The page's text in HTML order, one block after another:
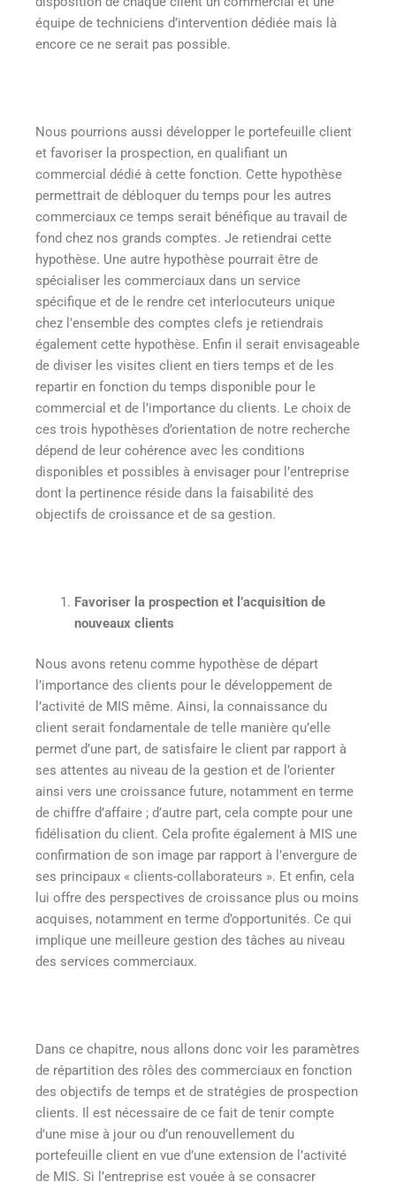
équipe de techniciens d’intervention dédiée mais là
encore ce ne serait pas possible.
Nous pourrions aussi développer le portefeuille client
et favoriser la prospection, en qualifiant un
commercial dédié à cette fonction. Cette hypothèse
permettrait de débloquer du temps pour les autres
commerciaux ce temps serait bénéfique au travail de
fond chez nos grands comptes. Je retiendrai cette
hypothèse. Une autre hypothèse pourrait être de
spécialiser les commerciaux dans un service
spécifique et de le rendre cet interlocuteurs unique
chez l’ensemble des comptes clefs je retiendrais
également cette hypothèse. Enfin il serait envisageable
de diviser les visites client en tiers temps et de les
repartir en fonction du temps disponible pour le
commercial et de l’importance du clients. Le choix de
ces trois hypothèses d’orientation de notre recherche
dépend de leur cohérence avec les conditions
disponibles et possibles à envisager pour l’entreprise
dont la pertinence réside dans la faisabilité des
objectifs de croissance et de sa gestion.
Favoriser la prospection et l’acquisition de
nouveaux clients
Nous avons retenu comme hypothèse de départ
l’importance des clients pour le développement de
l’activité de MIS même. Ainsi, la connaissance du
client serait fondamentale de telle manière qu’elle
permet d’une part, de satisfaire le client par rapport à
ses attentes au niveau de la gestion et de l’orienter
ainsi vers une croissance future, notamment en terme
de chiffre d’affaire ; d’autre part, cela compte pour une
fidélisation du client. Cela profite également à MIS une
confirmation de son image par rapport à l’envergure de
ses principaux « clients-collaborateurs ». Et enfin, cela
lui offre des perspectives de croissance plus ou moins
acquises, notamment en terme d’opportunités. Ce qui
implique une meilleure gestion des tâches au niveau
des services commerciaux.
Dans ce chapitre, nous allons donc voir les paramètres
de répartition des rôles des commerciaux en fonction
des objectifs de temps et de stratégies de prospection
clients. Il est nécessaire de ce fait de tenir compte
d’une mise à jour ou d’un renouvellement du
portefeuille client en vue d’une extension de l’activité
de MIS. Si l’entreprise est vouée à se consacrer